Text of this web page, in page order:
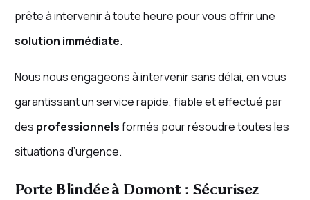
prête à intervenir à toute heure pour vous offrir une
solution immédiate.
Nous nous engageons à intervenir sans délai, en vous
garantissant un service rapide, fiable et effectué par
des professionnelsformés pour résoudre toutes les
situations d’urgence.
Porte Blindée à Domont : Sécurisez